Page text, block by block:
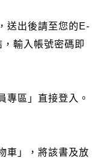
，鬱悶亦會得到
驗，親身體認了
離失所、生死交
、毀譽誹謗、貧
凌辱、打擊與蹂
不驚、慎謀能忍
「忍」！
送出後請至您的E-
輸入帳號密碼即
專區」直接登入。
車」，將該書及放